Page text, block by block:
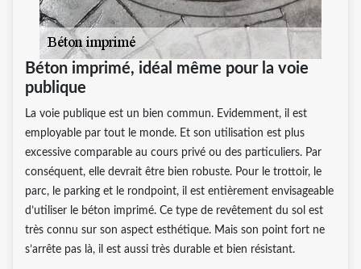
Béton imprimé, idéal même pour la voie
publique
La voie publique est un bien commun. Evidemment, il est
employable par tout le monde. Et son utilisation est plus
excessive comparable au cours privé ou des particuliers. Par
conséquent, elle devrait être bien robuste. Pour le trottoir, le
parc, le parking et le rondpoint, il est entièrement envisageable
d’utiliser le béton imprimé. Ce type de revêtement du sol est
très connu sur son aspect esthétique. Mais son point fort ne
s’arrête pas là, il est aussi très durable et bien résistant.